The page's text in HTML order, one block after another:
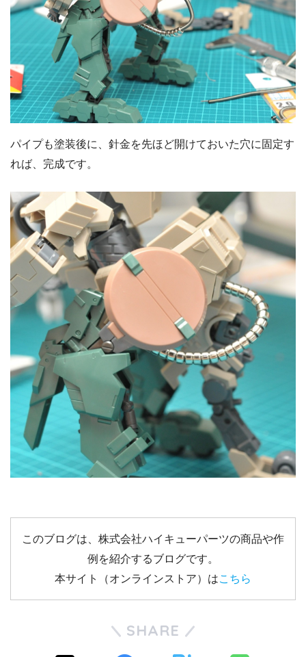
パイプも塗装後に、針金を先ほど開けておいた穴に固定す
れば、完成です。
このブログは、株式会社ハイキューパーツの商品や作
例を紹介するブログです。
本サイト（オンラインストア）はこちら
SHARE